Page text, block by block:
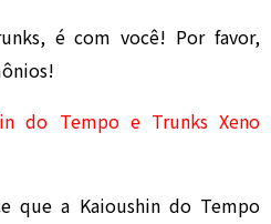
é com você! Por favor,
do Tempo eTrunksXeno
que a Kaioushin do Tempo